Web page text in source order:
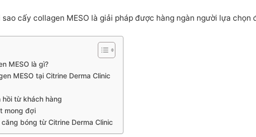
cấy collagen MESO là giải pháp được hàng ngàn người lựa
MESO là gì?
MESO tại Citrine Derma Clinic
từ khách hàng
mong đợi
bóng từ Citrine Derma Clinic